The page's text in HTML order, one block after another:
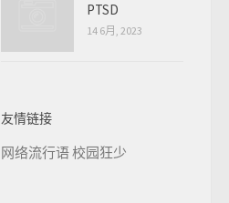
PTSD
14 6月, 2023
友情链接
网络流行语校园狂少